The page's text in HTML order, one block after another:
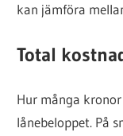
kan jämföra
Total
Hur många
lånebeloppet. På